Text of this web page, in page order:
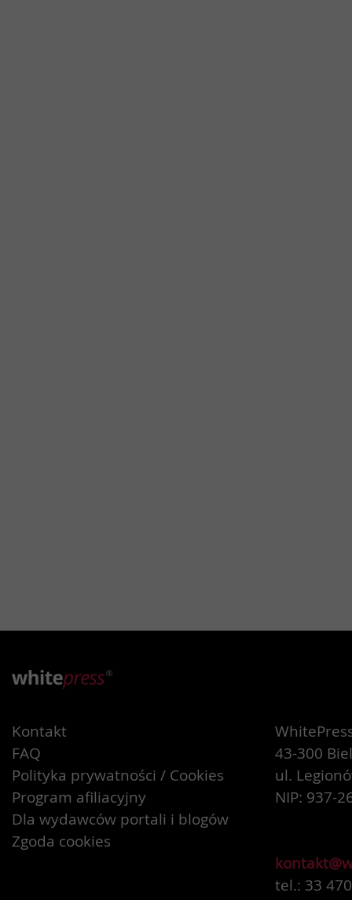
Kontakt
FAQ
Polityka prywatności / Cookies
Program afiliacyjny
Dla wydawców portali i blogów
Zgoda cookies
43-300
ul.
NIP: 937-
tel.: 33